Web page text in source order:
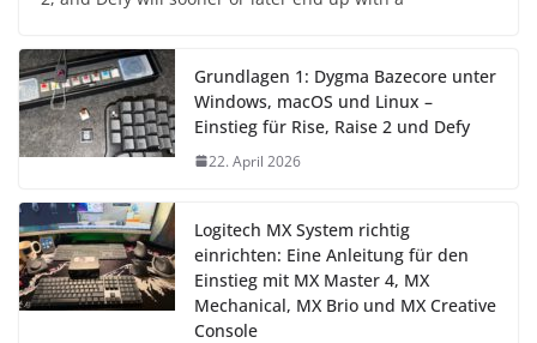
Grundlagen 1: Dygma Bazecore unter
Windows, macOS und Linux –
Einstieg für Rise, Raise 2 und Defy
22. April 2026
Logitech MX System richtig
einrichten: Eine Anleitung für den
Einstieg mit MX Master 4, MX
Mechanical, MX Brio und MX Creative
Console